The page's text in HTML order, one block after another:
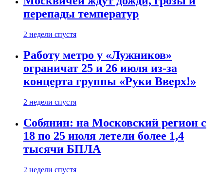
перепады температур
2 недели спустя
Работу метро у «Лужников»
ограничат 25 и 26 июля из-за
концерта группы «Руки Вверх!»
2 недели спустя
Собянин: на Московский регион с
18 по 25 июля летели более 1,4
тысячи БПЛА
2 недели спустя